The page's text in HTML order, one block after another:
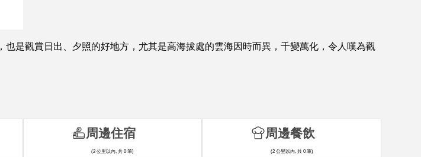
是觀賞日出、夕照的好地方，尤其是高海拔處的雲海因時而異，千變萬化，令人嘆為觀
周邊住宿
(2 公里以內, 共 0 筆)
周邊餐飲
(2 公里以內, 共 0 筆)